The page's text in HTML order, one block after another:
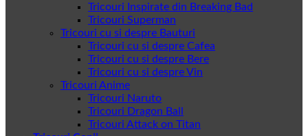
Tricouri Inspirate din Breaking Bad
Tricouri Superman
Tricouri cu si despre Bauturi
Tricouri cu si despre Cafea
Tricouri cu si despre Bere
Tricouri cu si despre Vin
Tricouri Anime
Tricouri Naruto
Tricouri Dragon Ball
Tricouri Attack on Titan